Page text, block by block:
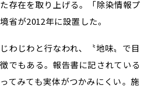
存在を取り上げる。「除染情報プ
省が2012年に設置した。
わじわと行なわれ、〝地味〟で目
でもある。報告書に記されている
てみても実体がつかみにくい。施